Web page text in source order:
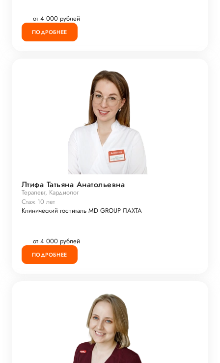
от 4 000 рублей
ПОДРОБНЕЕ
Лтифа Татьяна Анатольевна
Терапевт, Кардиолог
Стаж 10 лет
Клинический госпиталь MD GROUP ЛАХТА
от 4 000 рублей
ПОДРОБНЕЕ